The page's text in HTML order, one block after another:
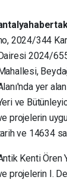
2024/344
2024/
yer
ve
projelerin
ve 14634
Kenti Ören
projelerin I.